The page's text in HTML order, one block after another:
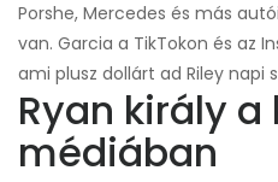
Porshe, Mercedes és más
van. Garcia a TikTokon és az
ami plusz dollárt ad Riley napi
Ryan király a
médiában